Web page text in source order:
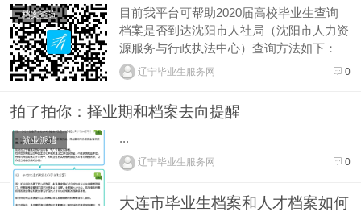
询（2 电话咨询：02...
档案查询
目前我平台可帮助2020届高校毕业生查询
档案是否到达沈阳市人社局（沈阳市人力资
源服务与行政执法中心）查询方法如下：
（1）关注我们的公众号：（2）对话框直接
输入姓名，毕业时间（3）我们的公众人员
会尽快协助确认到档情况，并及时微信回复
是否到档。如遇同名等情况会与毕业生通过
0
辽宁毕业生服务网
拍了拍你：择业期和档案去向提醒
就业派遣 ...
0
辽宁毕业生服务网
大连市毕业生档案和人才档案如何